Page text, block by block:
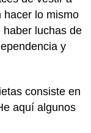
hacer lo mismo
haber luchas de
y
consiste en
aquí algunos